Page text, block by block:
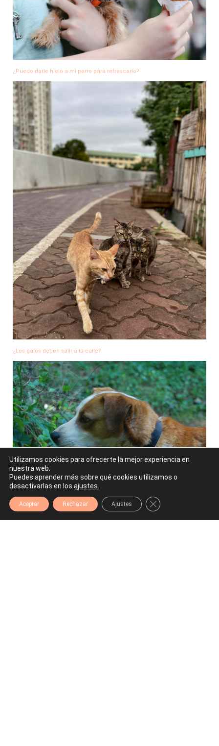
¿Puedo darle hielo a mi perro para refrescarlo?
¿Los gatos deben salir a la calle?
Repelentes Naturales para Perros
Utilizamos cookies para ofrecerte la mejor experiencia en
nuestra web.
Puedes aprender más sobre qué cookies utilizamos o
desactivarlas en los ajustes
Aceptar Rechazar Ajustes Cerrar el banner de